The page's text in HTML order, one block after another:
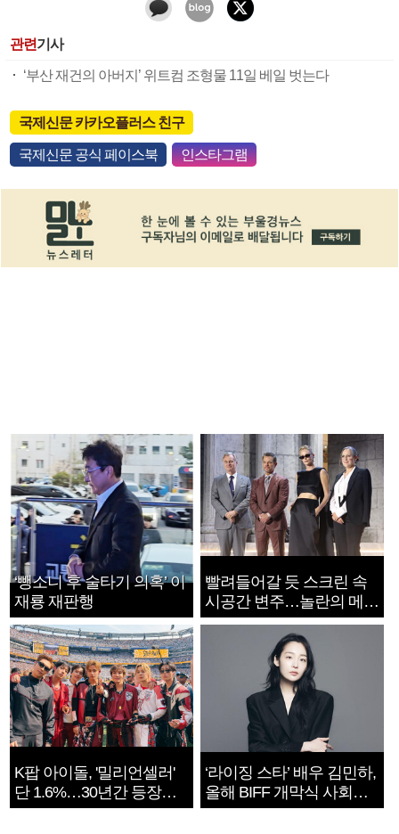
관련기사
‘부산 재건의 아버지’ 위트컴 조형물 11일 베일 벗는다
국제신문 카카오플러스 친구
국제신문 공식 페이스북 인스타그램
‘뺑소니 후 술타기 의혹’ 이
재룡 재판행
빨려들어갈 듯 스크린 속
시공간 변주…놀란의 메시
지는 ‘전쟁 속죄’
K팝 아이돌, '밀리언셀러'
단 1.6%…30년간 등장
1182개팀 전수조사
‘라이징 스타’ 배우 김민하,
올해 BIFF 개막식 사회자
확정